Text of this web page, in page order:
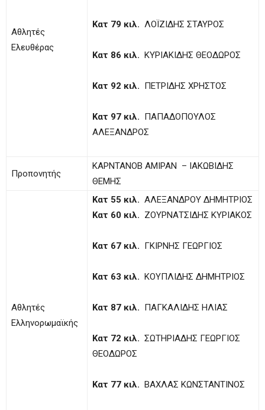
Αθλητές
Ελευθέρας
Κατ 79 κιλ. ΛΟΪΖΙΔΗΣ ΣΤΑΥΡΟΣ
Κατ 86 κιλ. ΚΥΡΙΑΚΙΔΗΣ ΘΕΟΔΩΡΟΣ
Κατ 92 κιλ. ΠΕΤΡΙΔΗΣ ΧΡΗΣΤΟΣ
Κατ 97 κιλ. ΠΑΠΑΔΟΠΟΥΛΟΣ
ΑΛΕΞΑΝΔΡΟΣ
Προπονητής
ΚΑΡΝΤΑΝΟΒ ΑΜΙΡΑΝ – ΙΑΚΩΒΙΔΗΣ
ΘΕΜΗΣ
Αθλητές
Ελληνορωμαϊκής
Κατ 55 κιλ. ΑΛΕΞΑΝΔΡΟΥ ΔΗΜΗΤΡΙΟΣ
Κατ 60 κιλ. ΖΟΥΡΝΑΤΣΙΔΗΣ ΚΥΡΙΑΚΟΣ
Κατ 67 κιλ. ΓΚΙΡΝΗΣ ΓΕΩΡΓΙΟΣ
Κατ 63 κιλ. ΚΟΥΠΛΙΔΗΣ ΔΗΜΗΤΡΙΟΣ
Κατ 87 κιλ. ΠΑΓΚΑΛΙΔΗΣ ΗΛΙΑΣ
Κατ 72 κιλ. ΣΩΤΗΡΙΑΔΗΣ ΓΕΩΡΓΙΟΣ
ΘΕΟΔΩΡΟΣ
Κατ 77 κιλ. ΒΑΧΛΑΣ ΚΩΝΣΤΑΝΤΙΝΟΣ